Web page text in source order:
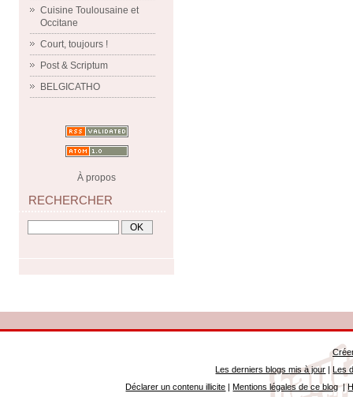
Cuisine Toulousaine et
Occitane
Court, toujours !
Post & Scriptum
BELGICATHO
À propos
RECHERCHER
Les derniers blogs mis à jour |Les
Déclarer un contenu illicite |Mentions légales de ce blog|